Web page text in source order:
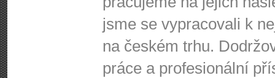
jsme se vypracovali k
na českém trhu.
práce a profesionální